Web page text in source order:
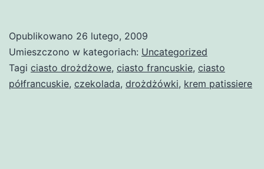
Opublikowano 26 lutego, 2009
Umieszczono w kategoriach: Uncategorized
Tagi ciasto drożdżowe, ciasto francuskie, ciasto
półfrancuskie, czekolada, drożdżówki, krem patissiere